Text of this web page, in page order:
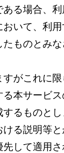
る場合、利
いて、利用
ものとみな
がこれに限
本サービス
るものとし
る説明等
して適用さ